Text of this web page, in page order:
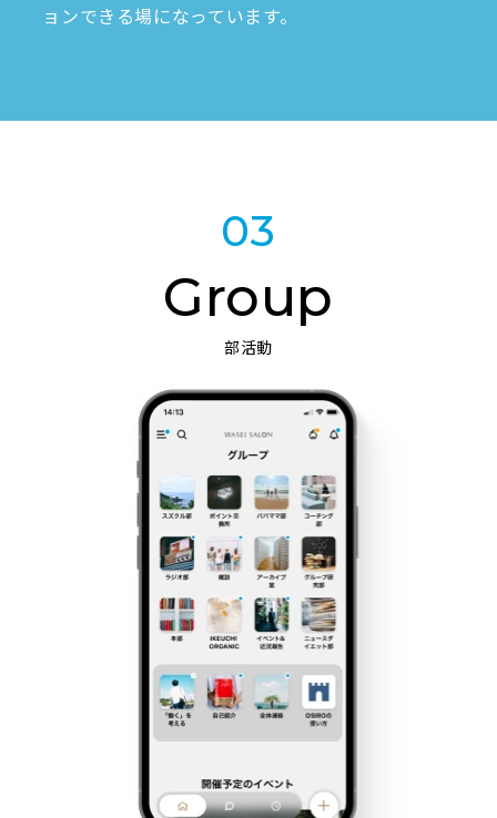
ョンできる場になっています。
03
Group
部活動